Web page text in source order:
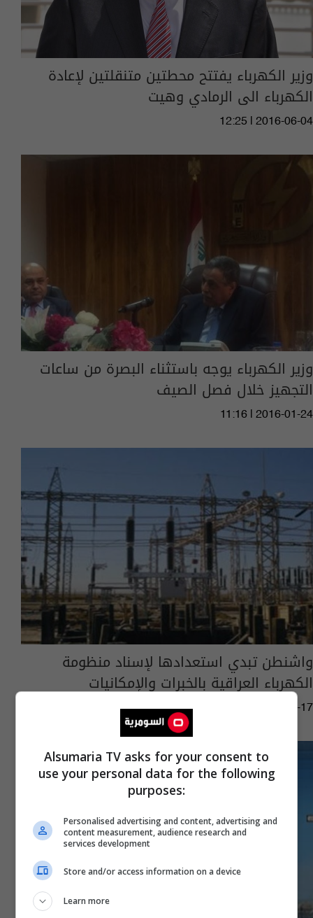
وزير الكهرباء يفتتح محطتين متنقلتين لإعادة
الكهرباء الى الرمادي وهيت
12:25 | 2016-06-04
وزير الكهرباء يوجه باستثناء البصرة من ساعات
التجهيز خلال فصل الصيف
11:16 | 2016-01-24
واشنطن تبدي استعدادها لإسناد منظومة
الكهرباء العراقية بالخبرات والإمكانيات
13:04 | 2016-01-17
Alsumaria TV asks for your consent to
use your personal data for the following
purposes:
Personalised advertising and content, advertising and
content measurement, audience research and
services development
Store and/or access information on a device
Learn more